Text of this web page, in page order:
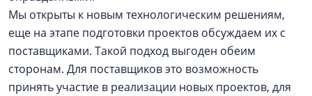
Мы открыты к новым технологическим решениям,
еще на этапе подготовки проектов обсуждаем их с
поставщиками. Такой подход выгоден обеим
сторонам. Для поставщиков это возможность
принять участие в реализации новых проектов, для